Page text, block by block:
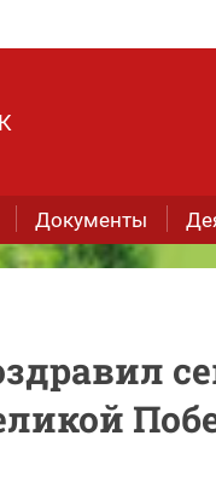
Документы